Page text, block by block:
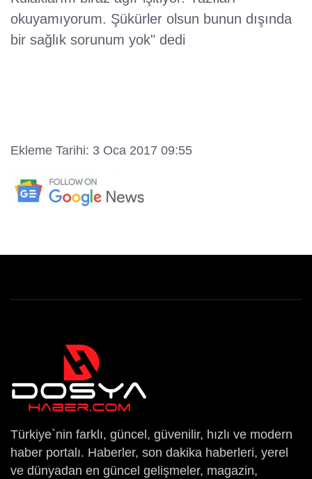
okuyamıyorum. Şükürler olsun bunun dışında
bir sağlık sorunum yok" dedi
Ekleme Tarihi: 3 Oca 2017 09:55
Türkiye`nin farklı, güncel, güvenilir, hızlı ve modern
haber portalı. Haberler, son dakika haberleri, yerel
ve dünyadan en güncel gelişmeler, magazin,